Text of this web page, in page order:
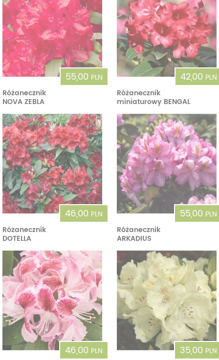
55,00 PLN
Różanecznik
NOVA ZEBLA
42,00 PLN
Różanecznik
miniaturowy BENGAL
46,00 PLN
Różanecznik
DOTELLA
55,00 PLN
Różanecznik
ARKADIUS
46,00 PLN
35,00 PLN